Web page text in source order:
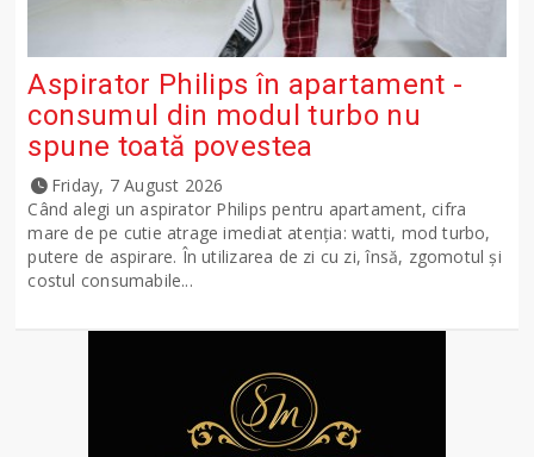
Aspirator Philips în apartament -
consumul din modul turbo nu
spune toată povestea
Friday, 7 August 2026
Când alegi un aspirator Philips pentru apartament, cifra
mare de pe cutie atrage imediat atenția: watti, mod turbo,
putere de aspirare. În utilizarea de zi cu zi, însă, zgomotul și
costul consumabile...